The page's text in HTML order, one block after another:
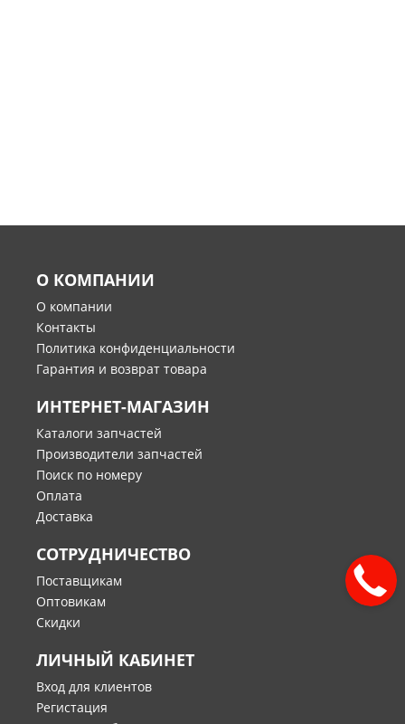
О КОМПАНИИ
О компании
Контакты
Политика конфиденциальности
Гарантия и возврат товара
ИНТЕРНЕТ-МАГАЗИН
Каталоги запчастей
Производители запчастей
Поиск по номеру
Оплата
Доставка
СОТРУДНИЧЕСТВО
Поставщикам
Оптовикам
Скидки
ЛИЧНЫЙ КАБИНЕТ
Вход для клиентов
Регистация